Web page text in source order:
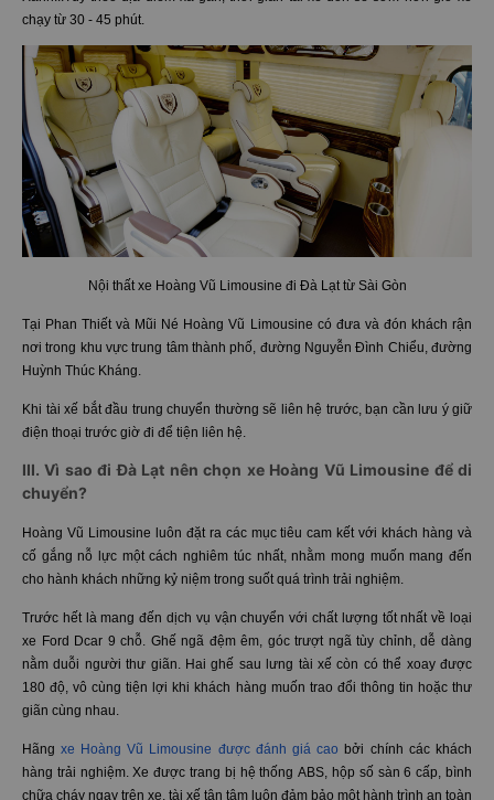
Tại TP HCM, xe có dịch vụ trung chuyển khách tận nơi trong khu vực trung
tâm, tại địa bàn các quận 1, 3, 5, 10 và các địa điểm quen thuộc như Công
viên Đầm Sen, công viên Lê Thị Riêng, Chợ Tân Bình, Ngã tư Hàng
Xanh...Tùy theo địa điểm xa gần, thời gian tài xế đón sẽ sớm hơn giờ xe
chạy từ 30 - 45 phút.
Nội thất xe Hoàng Vũ Limousine đi Đà Lạt từ Sài Gòn
Tại Phan Thiết và Mũi Né Hoàng Vũ Limousine có đưa và đón khách rận
nơi trong khu vực trung tâm thành phố, đường Nguyễn Đình Chiểu, đường
Khi tài xế bắt đầu trung chuyển thường sẽ liên hệ trước, bạn cần lưu ý giữ
III. Vì sao đi Đà Lạt nên chọn xe Hoàng Vũ Limousine để di
chuyển?
Hoàng Vũ Limousine luôn đặt ra các mục tiêu cam kết với khách hàng và
cố gắng nỗ lực một cách nghiêm túc nhất, nhằm mong muốn mang đến
cho hành khách những kỷ niệm trong suốt quá trình trải nghiệm.
Trước hết là mang đến dịch vụ vận chuyển với chất lượng tốt nhất về loại
xe Ford Dcar 9 chỗ. Ghế ngã đệm êm, góc trượt ngã tùy chỉnh, dễ dàng
nằm duỗi người thư giãn. Hai ghế sau lưng tài xế còn có thể xoay được
180 độ, vô cùng tiện lợi khi khách hàng muốn trao đổi thông tin hoặc thư
giãn cùng nhau.